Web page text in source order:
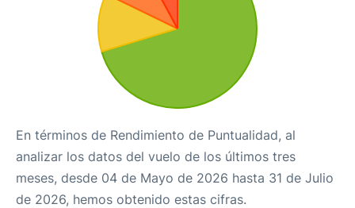
En términos de Rendimiento de Puntualidad, al
analizar los datos del vuelo de los últimos tres
meses, desde 04 de Mayo de 2026 hasta 31 de Julio
de 2026, hemos obtenido estas cifras.